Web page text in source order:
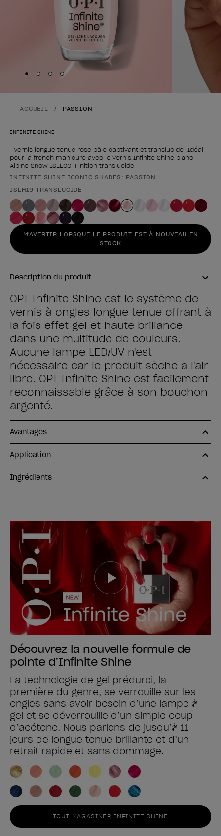
Skip to slide
Skip to slide
Skip to slide
Skip to slide
ACCUEIL PASSION
INFINITE SHINE
• Vernis longue tenue rose pâle captivant et translucide• Idéal
pour la french manicure avec le vernis Infinite Shine blanc
Alpine Snow ISLL00• Finition translucide
Forme du produit
INFINITE SHINE ICONIC SHADES: PASSION
ISLH19 TRANSLUCIDE
M'AVERTIR LORSQUE LE PRODUIT EST À NOUVEAU EN
STOCK
Description du produit
OPI Infinite Shine est le système de
vernis à ongles longue tenue offrant à
la fois effet gel et haute brillance
dans une multitude de couleurs.
Aucune lampe LED/UV n'est
nécessaire car le produit sèche à l'air
libre. OPI Infinite Shine est facilement
reconnaissable grâce à son bouchon
argenté.
Avantages
Application
Ingrédients
Découvrez la nouvelle formule de
pointe d’Infinite Shine
La technologie de gel prédurci, la
première du genre, se verrouille sur les
ongles sans avoir besoin d’une lampe à
gel et se déverrouille d’un simple coup
d’acétone. Nous parlons de jusqu’à 11
jours de longue tenue brillante et d’un
retrait rapide et sans dommage.
TOUT MAGASINER INFINITE SHINE